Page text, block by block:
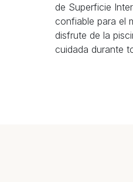
de Superficie
confiable para el
disfrute de la
cuidada durante